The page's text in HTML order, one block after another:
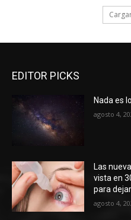
EDITOR PICKS
Nada es
agosto 4,
Las
vista en
para
agosto 4,